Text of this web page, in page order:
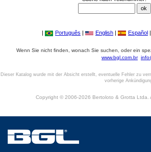
| Português | English | Español |
Wenn Sie nicht finden, wonach Sie suchen, oder ein
www.bgl.com.br
Dieser Katalog wurde mit der Absicht erstellt, eventuelle Fehler zu
vorherige
Copyright © 2006-2026 Bertoloto & Grotta Ltda.